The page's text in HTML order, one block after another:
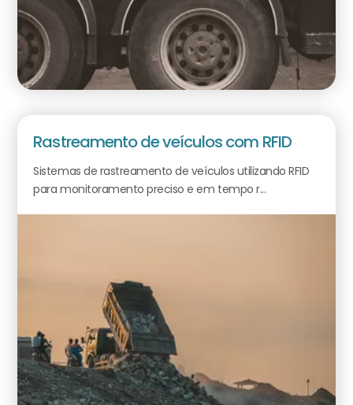
Rastreamento de veículos com RFID
Sistemas de rastreamento de veículos utilizando RFID
para monitoramento preciso e em tempo r...